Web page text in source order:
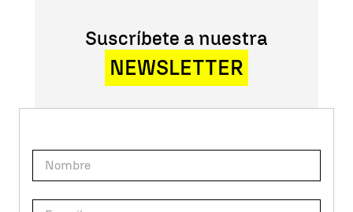
Suscríbete a nuestra
NEWSLETTER